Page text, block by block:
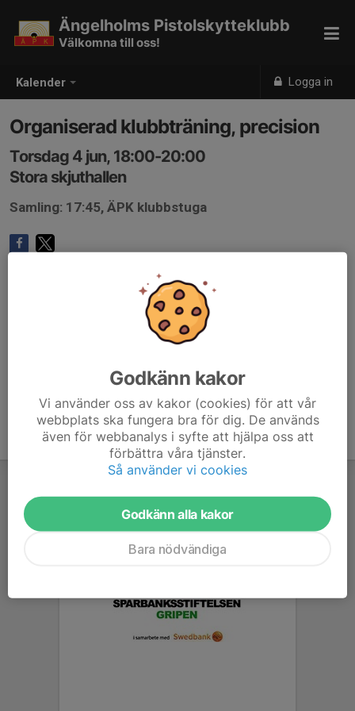
Kalender Logga in
Ängelholms Pistolskytteklubb
Välkomna till oss!
Organiserad klubbträning, precision
Torsdag 4 jun, 18:00-20:00
Stora skjuthallen
Samling: 17:45, ÄPK klubbstuga
Godkänn kakor
Vi använder oss av kakor (cookies) för att vår
webbplats ska fungera bra för dig. De används
även för webbanalys i syfte att hjälpa oss att
förbättra våra tjänster.
Så använder vi cookies
Godkänn alla kakor
Bara nödvändiga